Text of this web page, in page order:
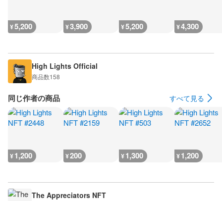
¥5,200 ¥3,900 ¥5,200 ¥4,300
High Lights Official
商品数158
同じ作者の商品 すべて見る
¥1,200 ¥200 ¥1,300 ¥1,200
The Appreciators NFT